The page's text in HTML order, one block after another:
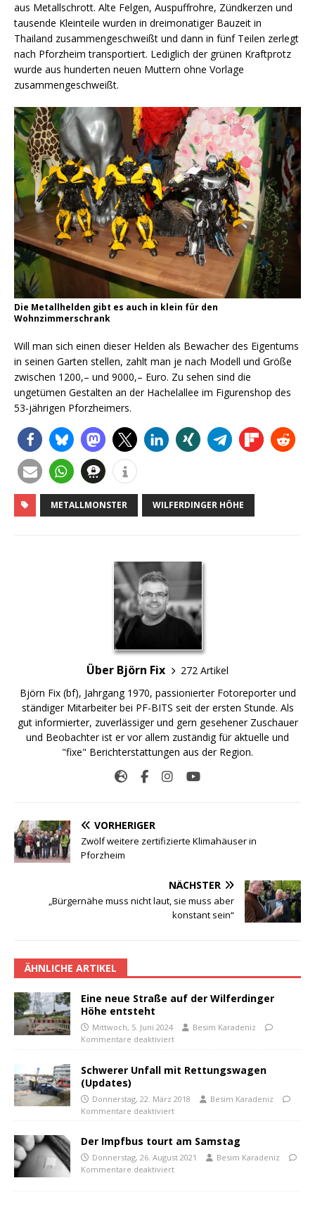
aus Metallschrott. Alte Felgen, Auspuffrohre, Zündkerzen und
tausende Kleinteile wurden in dreimonatiger Bauzeit in
Thailand zusammengeschweißt und dann in fünf Teilen zerlegt
nach Pforzheim transportiert. Lediglich der grünen Kraftprotz
wurde aus hunderten neuen Muttern ohne Vorlage
zusammengeschweißt.
Die Metallhelden gibt es auch in klein für den
Wohnzimmerschrank
Will man sich einen dieser Helden als Bewacher des Eigentums
in seinen Garten stellen, zahlt man je nach Modell und Größe
zwischen 1200,– und 9000,– Euro. Zu sehen sind die
ungetümen Gestalten an der Hachelallee im Figurenshop des
53-jährigen Pforzheimers.
METALLMONSTER WILFERDINGER HÖHE
Über Björn Fix
272 Artikel
Björn Fix (bf), Jahrgang 1970, passionierter Fotoreporter und
ständiger Mitarbeiter bei PF-BITS seit der ersten Stunde. Als
gut informierter, zuverlässiger und gern gesehener Zuschauer
und Beobachter ist er vor allem zuständig für aktuelle und
"fixe" Berichterstattungen aus der Region.
VORHERIGER
Zwölf weitere zertifizierte Klimahäuser in
Pforzheim
NÄCHSTER
„Bürgernähe muss nicht laut, sie muss aber
konstant sein“
ÄHNLICHE ARTIKEL
Eine neue Straße auf der Wilferdinger
Höhe entsteht
Mittwoch, 5. Juni 2024
Besim Karadeniz
Kommentare deaktiviert
Schwerer Unfall mit Rettungswagen
(Updates)
Donnerstag, 22. März 2018
Besim Karadeniz
Kommentare deaktiviert
Der Impfbus tourt am Samstag
Donnerstag, 26. August 2021
Besim Karadeniz
Kommentare deaktiviert